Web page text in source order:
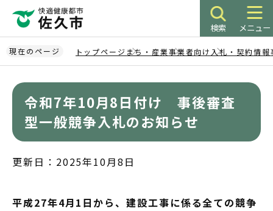
ペ
ー
ジ
検索 メニュー
現在のページ トップページ まち・産業事業者向け 入札・契約情報
令和7年10月8日付け 事後審査
型一般競争入札のお知らせ
更新日：2025年10月8日
平成27年4月1日から、建設工事に係る全ての競争